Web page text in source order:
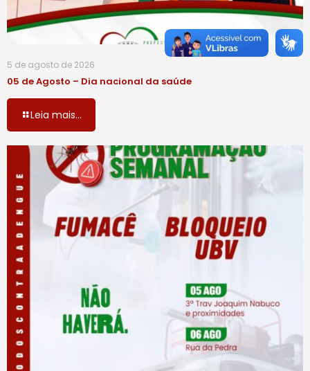
5 de agosto de 2026
05 de Agosto – Dia nacional da saúde
Leia mais...